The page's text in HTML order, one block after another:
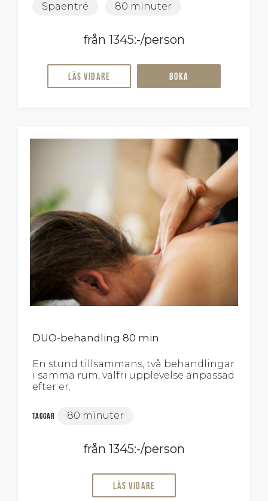
Spaentré
80 minuter
från 1345:-/person
Läs vidare Boka
DUO-behandling 80 min
En stund tillsammans, två behandlingar
i samma rum, valfri upplevelse anpassad
efter er.
Taggar 80 minuter
från 1345:-/person
Läs vidare